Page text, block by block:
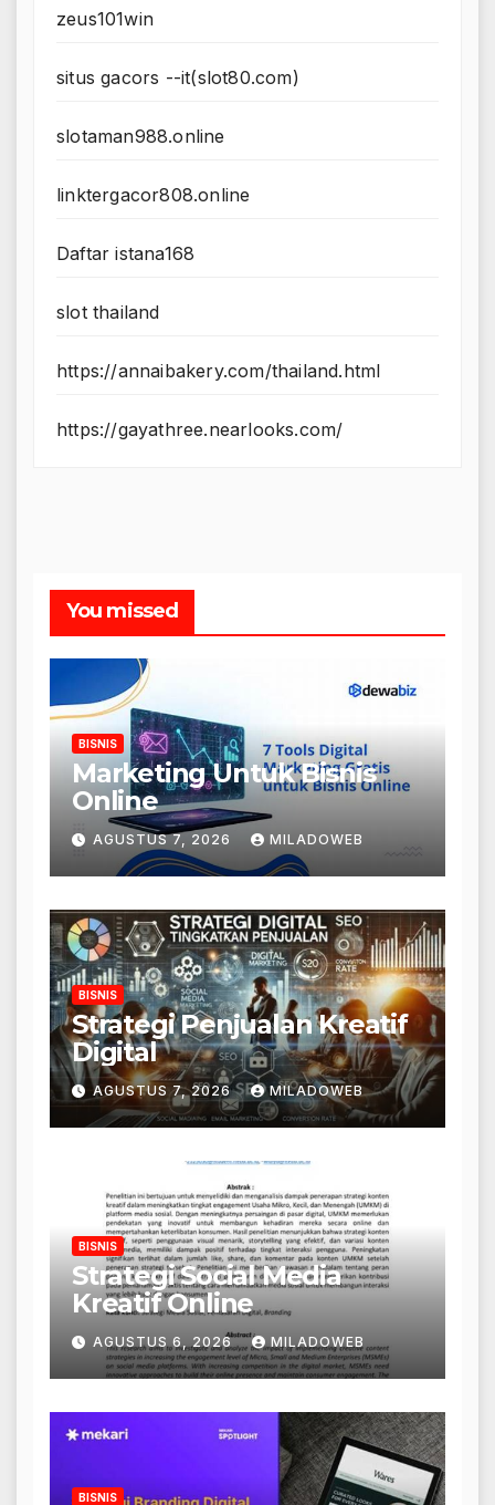
zeus101win
situs gacors --it(slot80.com)
slotaman988.online
linktergacor808.online
Daftar istana168
slot thailand
https://annaibakery.com/thailand.html
https://gayathree.nearlooks.com/
You missed
BISNIS
Marketing Untuk Bisnis
Online
AGUSTUS 7, 2026 MILADOWEB
BISNIS
Strategi Penjualan Kreatif
Digital
AGUSTUS 7, 2026 MILADOWEB
BISNIS
Strategi Social Media
Kreatif Online
AGUSTUS 6, 2026 MILADOWEB
BISNIS